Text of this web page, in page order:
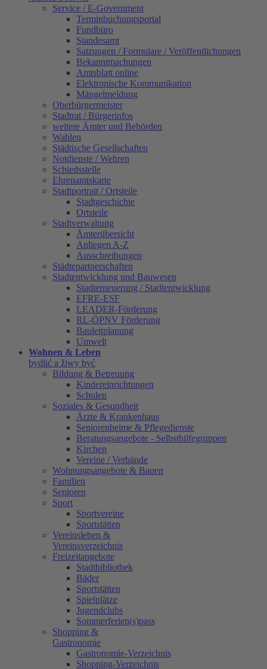
Service / E-Government
Terminbuchungsportal
Fundbüro
Standesamt
Satzungen / Formulare / Veröffentlichungen
Bekanntmachungen
Amtsblatt online
Elektronische Kommunikation
Mängelmeldung
Oberbürgermeister
Stadtrat / Bürgerinfos
weitere Ämter und Behörden
Wahlen
Städtische Gesellschaften
Notdienste / Wehren
Schiedsstelle
Ehrenamtskarte
Stadtportrait / Ortsteile
Stadtgeschichte
Ortsteile
Stadtverwaltung
Ämterübersicht
Anliegen A-Z
Ausschreibungen
Städtepartnerschaften
Stadtentwicklung und Bauwesen
Stadterneuerung / Stadtentwicklung
EFRE-ESF
LEADER-Förderung
RL-ÖPNV Förderung
Bauleitplanung
Umwelt
Wohnen & Leben
bydlić a žiwy być
Bildung & Betreuung
Kindereinrichtungen
Schulen
Soziales & Gesundheit
Ärzte & Krankenhaus
Seniorenheime & Pflegedienste
Beratungsangebote - Selbsthilfegruppen
Kirchen
Vereine / Verbände
Wohnungsangebote & Bauen
Familien
Senioren
Sport
Sportvereine
Sportstätten
Vereinsleben &
Vereinsverzeichnis
Freizeitangebote
Stadtbibliothek
Bäder
Sportstätten
Spielplätze
Jugendclubs
Sommerferien(s)pass
Shopping &
Gastronomie
Gastronomie-Verzeichnis
Shopping-Verzeichnis